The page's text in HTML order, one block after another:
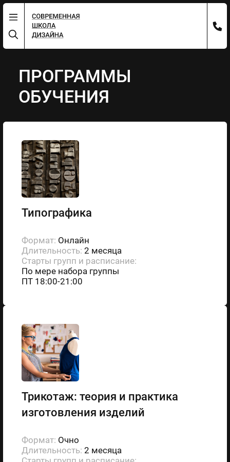
ПРОГРАММЫ
ОБУЧЕНИЯ
Типографика
Формат: Онлайн
Длительность: 2 месяца
Старты групп и расписание:
По мере набора группы
ПТ 18:00-21:00
Трикотаж: теория и практика
изготовления изделий
Формат: Очно
Длительность: 2 месяца